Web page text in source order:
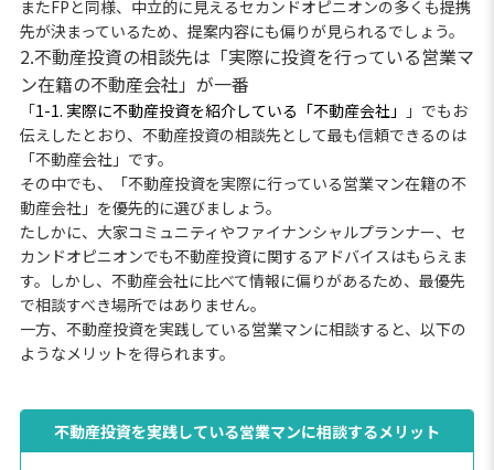
またFPと同様、中立的に見えるセカンドオピニオンの多くも提携
先が決まっているため、提案内容にも偏りが見られるでしょう。
2.不動産投資の相談先は「実際に投資を行っている営業マ
ン在籍の不動産会社」が一番
「1-1. 実際に不動産投資を紹介している「不動産会社」
」でもお
伝えしたとおり、不動産投資の相談先として最も信頼できるのは
「不動産会社」です。
その中でも、「不動産投資を実際に行っている営業マン在籍の不
動産会社」を優先的に選びましょう。
たしかに、大家コミュニティやファイナンシャルプランナー、セ
カンドオピニオンでも不動産投資に関するアドバイスはもらえま
す。しかし、不動産会社に比べて情報に偏りがあるため、最優先
で相談すべき場所ではありません。
一方、不動産投資を実践している営業マンに相談すると、以下の
ようなメリットを得られます。
不動産投資を実践している営業マンに相談するメリット